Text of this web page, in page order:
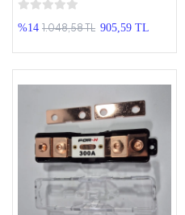
Sigortası
%14 1.048,58 TL 905,59 TL